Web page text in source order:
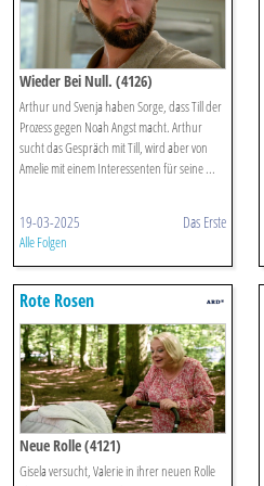
Wieder Bei Null. (4126)
Arthur und Svenja haben Sorge, dass Till der
Prozess gegen Noah Angst macht. Arthur
sucht das Gespräch mit Till, wird aber von
Amelie mit einem Interessenten für seine ...
19-03-2025 Das Erste
Alle Folgen
Rote Rosen
Neue Rolle (4121)
Gisela versucht, Valerie in ihrer neuen Rolle